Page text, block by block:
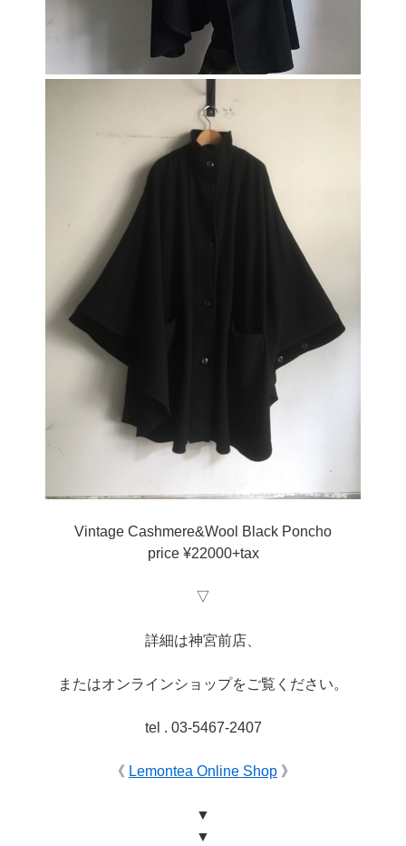
Vintage Cashmere&Wool Black Poncho
price ¥22000+tax
▽
詳細は神宮前店、
またはオンラインショップをご覧ください。
tel . 03-5467-2407
《 Lemontea Online Shop 》
▼
▼